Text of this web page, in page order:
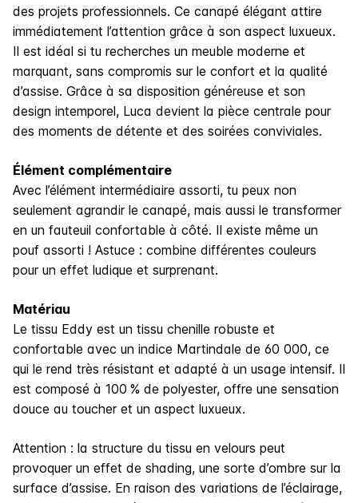
des projets professionnels. Ce canapé élégant attire
immédiatement l’attention grâce à son aspect luxueux.
Il est idéal si tu recherches un meuble moderne et
marquant, sans compromis sur le confort et la qualité
d’assise. Grâce à sa disposition généreuse et son
design intemporel, Luca devient la pièce centrale pour
des moments de détente et des soirées conviviales.
Élément complémentaire
Avec l’élément intermédiaire assorti, tu peux non
seulement agrandir le canapé, mais aussi le transformer
en un fauteuil confortable à côté. Il existe même un
pouf assorti ! Astuce : combine différentes couleurs
pour un effet ludique et surprenant.
Matériau
Le tissu Eddy est un tissu chenille robuste et
confortable avec un indice Martindale de 60 000, ce
qui le rend très résistant et adapté à un usage intensif. Il
est composé à 100 % de polyester, offre une sensation
douce au toucher et un aspect luxueux.
Attention : la structure du tissu en velours peut
provoquer un effet de shading, une sorte d’ombre sur la
surface d’assise. En raison des variations de l’éclairage,